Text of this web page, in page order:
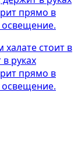
стоит в
руках
прямо в